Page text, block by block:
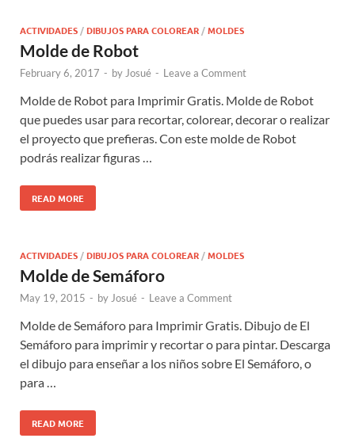
ACTIVIDADES /DIBUJOS PARA COLOREAR /MOLDES
Molde de Robot
February 6, 2017 - by Josué - Leave a Comment
Molde de Robot para Imprimir Gratis. Molde de Robot
que puedes usar para recortar, colorear, decorar o realizar
el proyecto que prefieras. Con este molde de Robot
podrás realizar figuras …
READ MORE
ACTIVIDADES /DIBUJOS PARA COLOREAR /MOLDES
Molde de Semáforo
May 19, 2015 - by Josué - Leave a Comment
Molde de Semáforo para Imprimir Gratis. Dibujo de El
Semáforo para imprimir y recortar o para pintar. Descarga
el dibujo para enseñar a los niños sobre El Semáforo, o
para …
READ MORE